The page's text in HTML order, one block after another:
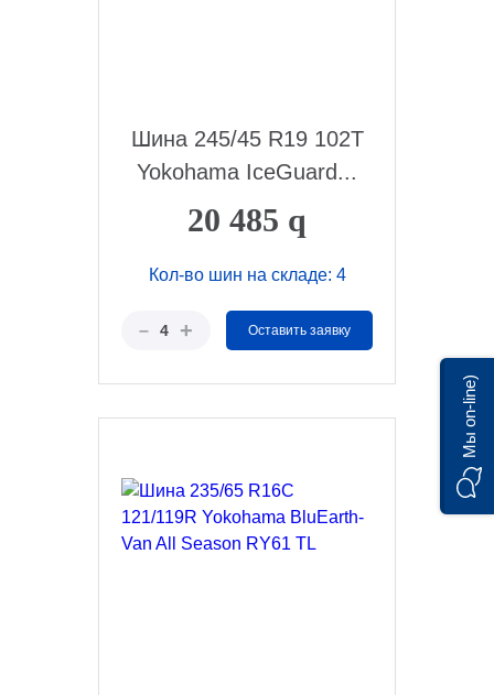
Шина 245/45 R19 102T
Yokohama IceGuard...
20 485 q
Кол-во шин на складе: 4
– 4 + Оставить заявку
Мы on-line)